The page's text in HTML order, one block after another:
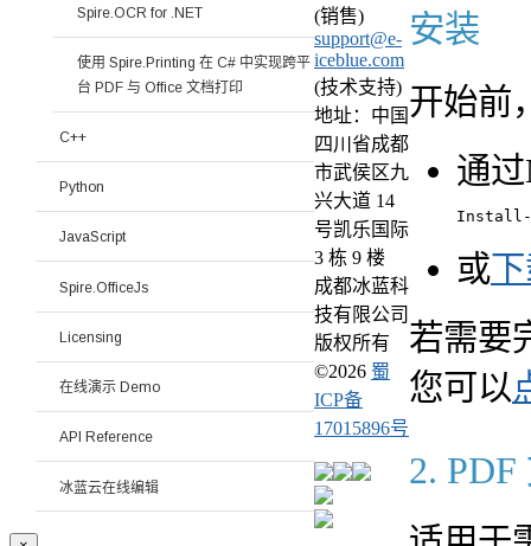
安装
开始前
通
或
若需要
您可以
2.
Spire.OCR for .NET
使用 Spire.Printing 在 C# 中实现跨平
台 PDF 与 Office 文档打印
C++
Python
JavaScript
Spire.OfficeJs
Licensing
在线演示 Demo
API Reference
冰蓝云在线编辑
(销售)
support@e-
iceblue.com
(技术支持)
地址：中国
四川省成都
市武侯区九
兴大道 14
号凯乐国际
3 栋 9 楼
成都冰蓝科
技有限公司
版权所有
©2026 蜀
ICP备
17015896号